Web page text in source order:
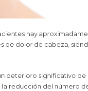
hay
de dolor de cabeza,
deterioro significativo
reducción del número